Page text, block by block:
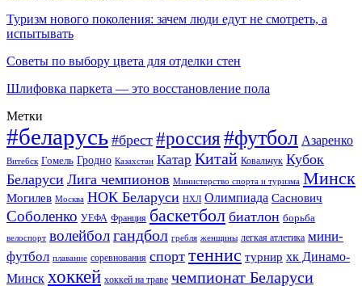
Туризм нового поколения: зачем люди едут не смотреть, а
испытывать
Советы по выбору цвета для отделки стен
Шлифовка паркета — это восстановление пола
Метки
#беларусь #брест #россия#футбол Азаренко
Витебск Гомель Гродно Казахстан Катар Китай Ковальчук Кубок
Беларуси Лига чемпионов Министерство спорта и туризма Минск
Могилев Москва НОК Беларуси НХЛ Олимпиада Саснович
Соболенко УЕФА Франция баскетбол биатлон борьба
велоспорт волейболгандбол гребля женщины легкая атлетика мини-
футбол плавание соревнования спорт теннис турнир хк Динамо-
Минск хоккей хоккей на траве чемпионат Беларуси